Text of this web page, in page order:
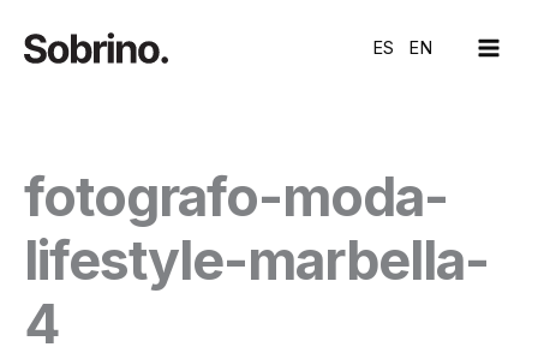
contenido
ES EN
fotografo-moda-
lifestyle-marbella-
4